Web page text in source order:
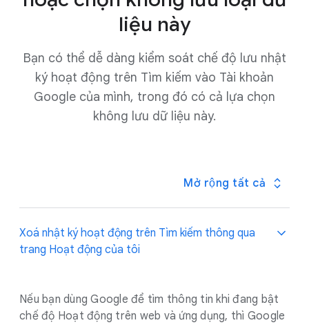
Tính năng Tìm kiếm an toàn sẽ tự động được đặt ở
nếu hệ thống của Google cho rằng có
thể bạn chưa đủ 18 tuổi.
liệu này
Bạn có thể dễ dàng kiểm soát chế độ lưu nhật
ký hoạt động trên Tìm kiếm vào Tài khoản
Google của mình, trong đó có cả lựa chọn
không lưu dữ liệu này.
Mở rộng tất cả
Xoá nhật ký hoạt động trên Tìm kiếm thông qua
trang Hoạt động của tôi
Nếu bạn dùng Google để tìm thông tin khi đang bật
chế độ Hoạt động trên web và ứng dụng, thì Google